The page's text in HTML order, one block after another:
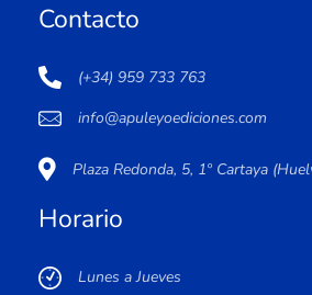
Contacto
(+34) 959 733 763
info@apuleyoediciones.com
Plaza Redonda, 5, 1º Cartaya
Horario
Lunes a Jueves